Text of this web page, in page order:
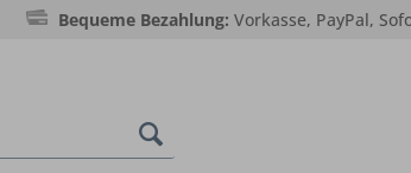
Bequeme Bezahlung: Vorkasse, PayPal,